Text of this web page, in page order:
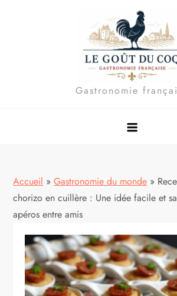
Gastronomie
Accueil » Gastronomie du monde »
chorizo en cuillère : Une idée facile et
apéros entre amis